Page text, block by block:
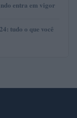
entra em vigor
tudo o que você